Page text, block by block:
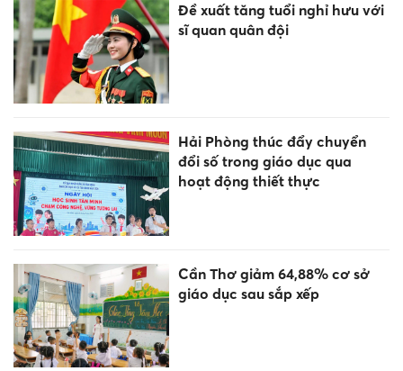
Đề xuất tăng tuổi nghỉ hưu với
sĩ quan quân đội
Hải Phòng thúc đẩy chuyển
đổi số trong giáo dục qua
hoạt động thiết thực
Cần Thơ giảm 64,88% cơ sở
giáo dục sau sắp xếp